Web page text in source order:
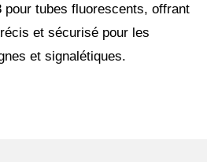
pour tubes fluorescents, offrant
et sécurisé pour les
et signalétiques.